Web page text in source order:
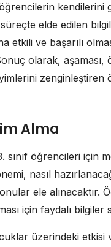
kendilerini
süreçte elde edilen
etkili ve başarılı
olarak, aşaması,
zenginleştiren
Alma
sınıf öğrencileri için
nasıl
ele alınacaktır.
için faydalı bilgiler
üzerindeki etkisi